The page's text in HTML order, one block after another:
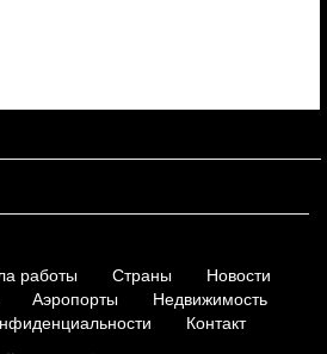
работы Страны
Новости
Аэропорты
Недвижимость
Контакт